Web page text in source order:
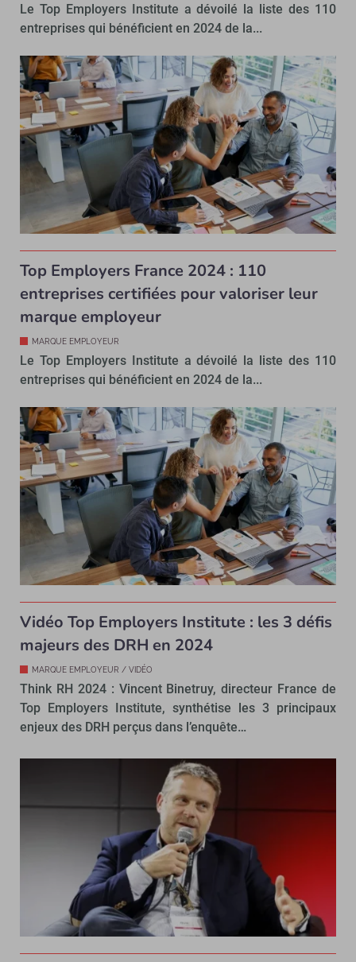
Le Top Employers Institute a dévoilé la liste des 110
entreprises qui bénéficient en 2024 de la...
Top Employers France 2024 : 110
entreprises certifiées pour valoriser leur
marque employeur
MARQUE EMPLOYEUR
Le Top Employers Institute a dévoilé la liste des 110
entreprises qui bénéficient en 2024 de la...
Vidéo Top Employers Institute : les 3 défis
majeurs des DRH en 2024
MARQUE EMPLOYEUR / VIDÉO
Think RH 2024 : Vincent Binetruy, directeur France de
Top Employers Institute, synthétise les 3 principaux
enjeux des DRH perçus dans l’enquête…